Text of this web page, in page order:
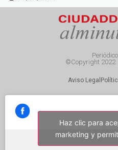
©Copyright
Aviso Legal
Haz clic para
marketing y